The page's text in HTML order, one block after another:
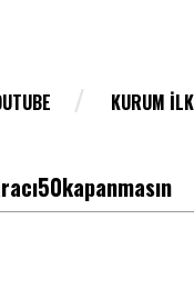
KURUM